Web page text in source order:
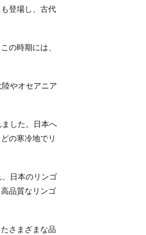
登場し、古代
の時期には、
やオセアニア
した。日本へ
の寒冷地でリ
日本のリンゴ
品質なリンゴ
さまざまな品